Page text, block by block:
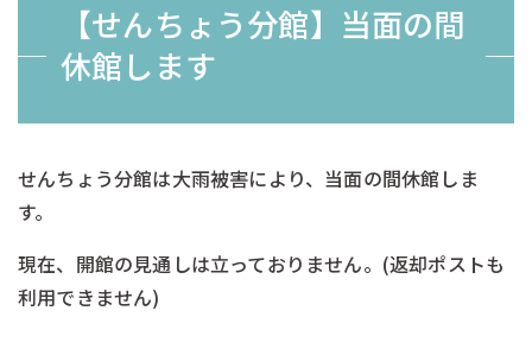
【せんちょう分館】当面の間
休館します
せんちょう分館は大雨被害により、当面の間休館しま
す。
現在、開館の見通しは立っておりません。(返却ポストも
利用できません)